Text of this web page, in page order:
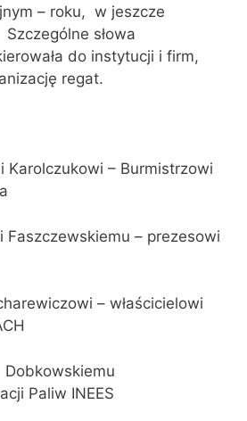
– roku, w jeszcze
słowa
do instytucji i firm,
regat.
Karolczukowi – Burmistrzowi
Faszczewskiemu – prezesowi
– właścicielowi
Paliw INEES